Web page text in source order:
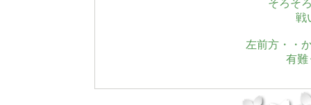
そろそ
戦
左前方・・
有難